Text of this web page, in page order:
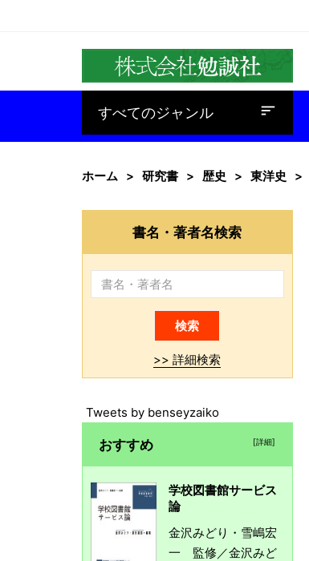
すべてのジャンル
baseline_sort
ホーム 研究書 歴史 東洋史
書名・著者名検索
>> 詳細検索
Tweets by benseyzaiko
おすすめ [詳細]
学校図書館サービス
論
金沢みどり・雪嶋宏
一 監修／金沢みど